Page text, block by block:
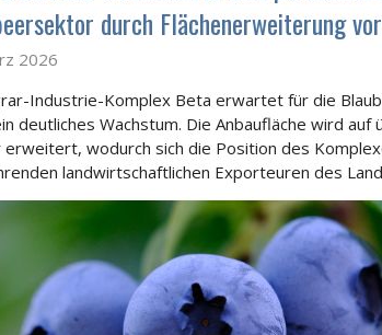
durch Flächenerweiterung
2026
Industrie-Komplex Beta erwartet für die
deutliches Wachstum. Die Anbaufläche wird auf
erweitert, wodurch sich die Position des
landwirtschaftlichen Exporteuren des